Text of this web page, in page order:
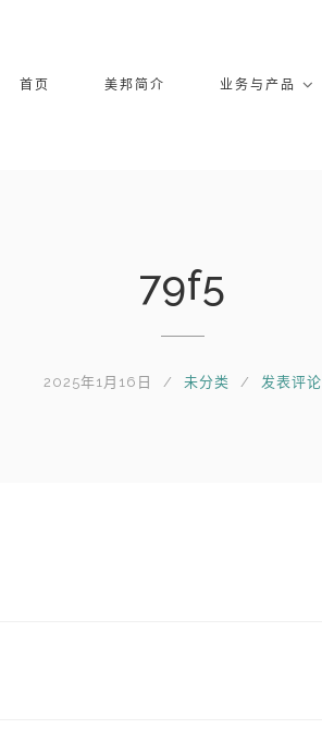
首页 美邦简介 业务与产品
79f5
2025年1月16日 未分类 发表评论